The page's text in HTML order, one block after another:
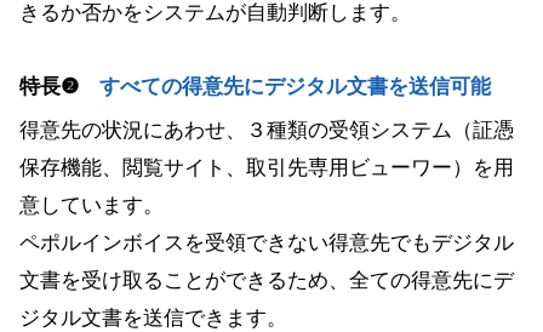
きるか否かをシステムが自動判断します。
特長❷すべての得意先にデジタル文書を送信可能
得意先の状況にあわせ、３種類の受領システム（証憑
保存機能、閲覧サイト、取引先専用ビューワー）を用
意しています。
ペポルインボイスを受領できない得意先でもデジタル
文書を受け取ることができるため、全ての得意先にデ
ジタル文書を送信できます。